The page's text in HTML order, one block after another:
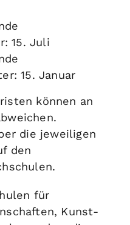
15. Juli
15. Januar
können an
die jeweiligen
den
für
Kunst-